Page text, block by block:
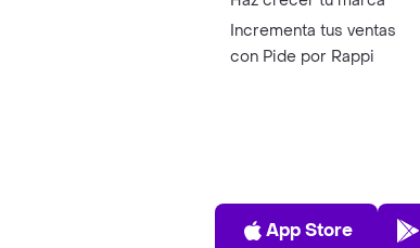
Incrementa tus ventas
con Pide por Rappi
App Store
App Store